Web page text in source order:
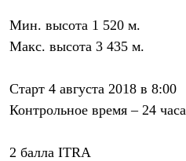
Обувь
Женская обувь
Мужская обувь
Ботинки
Кроссовки
Гамаши и бахилы
Мин. высота 1 520 м.
Макс. высота 3 435 м.
Старт 4 августа 2018 в 8:00
Контрольное время – 24 часа
2 балла ITRA